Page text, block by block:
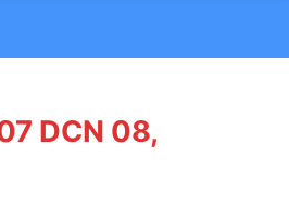
DCN 08,